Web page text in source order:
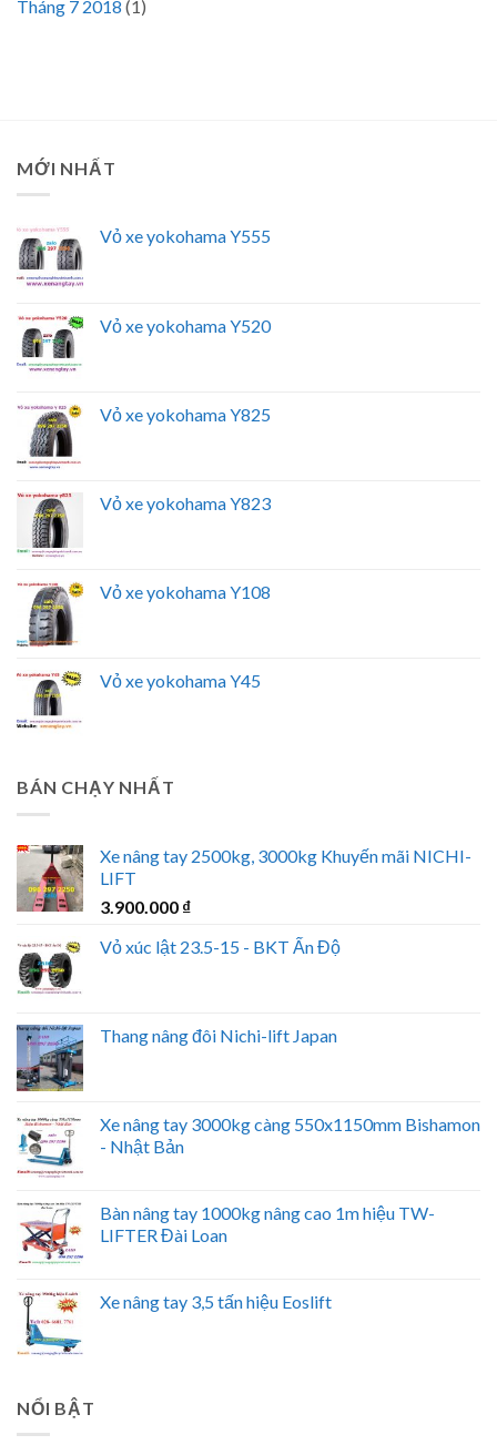
Tháng 7 2018 (1)
MỚI NHẤT
Vỏ xe yokohama Y555
Vỏ xe yokohama Y520
Vỏ xe yokohama Y825
Vỏ xe yokohama Y823
Vỏ xe yokohama Y108
Vỏ xe yokohama Y45
BÁN CHẠY NHẤT
Xe nâng tay 2500kg, 3000kg Khuyến mãi NICHI-
LIFT
3.900.000 ₫
Vỏ xúc lật 23.5-15 - BKT Ấn Độ
Thang nâng đôi Nichi-lift Japan
Xe nâng tay 3000kg càng 550x1150mm Bishamon
- Nhật Bản
Bàn nâng tay 1000kg nâng cao 1m hiệu TW-
LIFTER Đài Loan
Xe nâng tay 3,5 tấn hiệu Eoslift
NỔI BẬT